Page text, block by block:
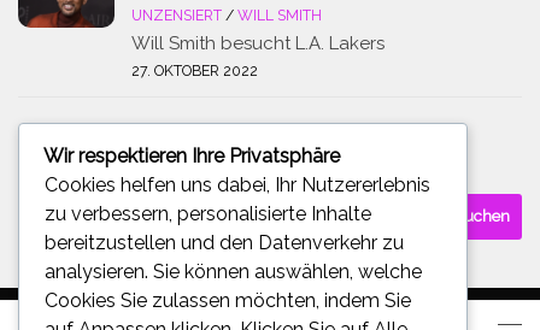
UNZENSIERT / WILL SMITH
Will Smith besucht L.A. Lakers
27. OKTOBER 2022
Suchen
nach:
Wir respektieren Ihre Privatsphäre
Cookies helfen uns dabei, Ihr Nutzererlebnis
zu verbessern, personalisierte Inhalte
bereitzustellen und den Datenverkehr zu
analysieren. Sie können auswählen, welche
Cookies Sie zulassen möchten, indem Sie